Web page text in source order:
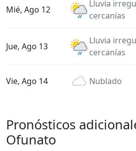
Mié, Ago 12
Lluvia
cercanías
Jue, Ago 13
Lluvia
cercanías
Vie, Ago 14 Nublado
Pronósticos
Ofunato